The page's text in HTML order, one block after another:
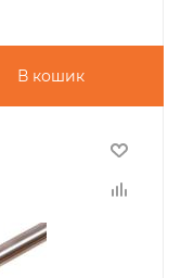
В кошик